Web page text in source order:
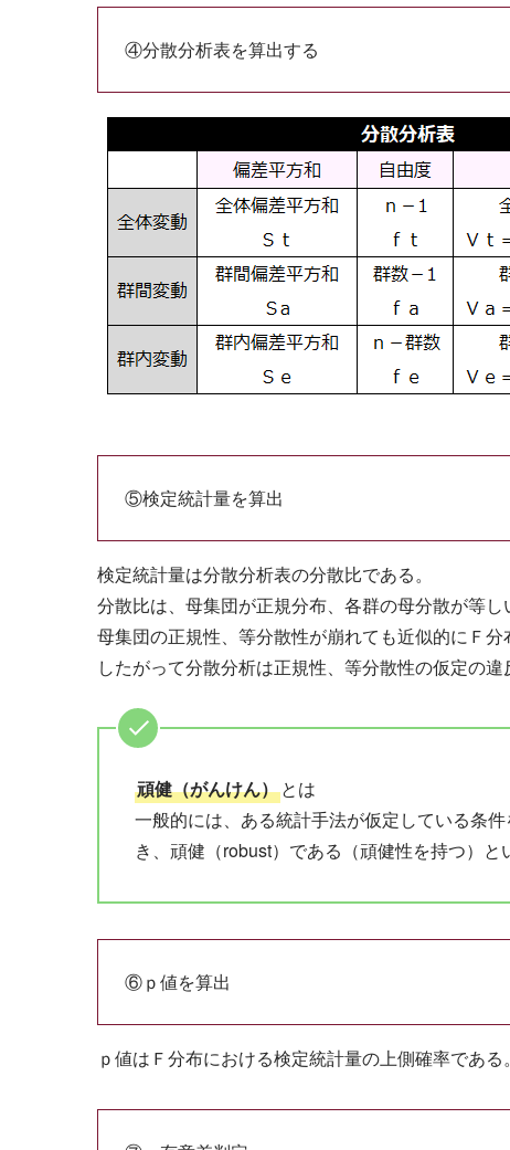
④分散分析表を算出する
⑤検定統計量を算出
検定統計量は分散分析表の分散比である。
分散比は、母集団が正規分布、各群の母分散が等し
母集団の正規性、等分散性が崩れても近似的にＦ分
したがって分散分析は正規性、等分散性の仮定の
頑健（がんけん）とは
一般的には、ある統計手法が仮定している条
き、頑健（robust）である（頑健性を持つ）と
⑥ｐ値を算出
ｐ値はＦ分布における検定統計量の上側確率である。